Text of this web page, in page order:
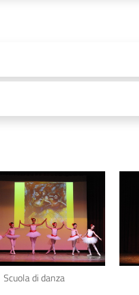
Scuola di danza